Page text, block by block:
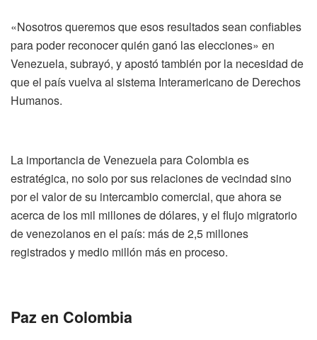
«Nosotros queremos que esos resultados sean confiables
para poder reconocer quién ganó las elecciones» en
Venezuela, subrayó, y apostó también por la necesidad de
que el país vuelva al sistema Interamericano de Derechos
Humanos.
La importancia de Venezuela para Colombia es
estratégica, no solo por sus relaciones de vecindad sino
por el valor de su intercambio comercial, que ahora se
acerca de los mil millones de dólares, y el flujo migratorio
de venezolanos en el país: más de 2,5 millones
registrados y medio millón más en proceso.
Paz en Colombia